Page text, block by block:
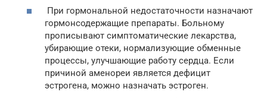
При гормональной недостаточности назначают
гормонсодержащие препараты. Больному
прописывают симптоматические лекарства,
убирающие отеки, нормализующие обменные
процессы, улучшающие работу сердца. Если
причиной аменореи является дефицит
эстрогена, можно назначать эстроген.